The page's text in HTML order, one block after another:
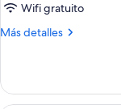
Wifi gratuito
Más detalles
Más
Suite